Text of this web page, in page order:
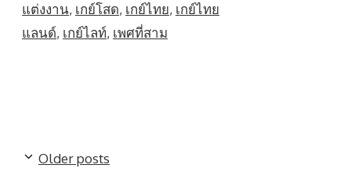
แต่งงาน, เกย์โสด, เกย์ไทย, เกย์ไทย
แลนด์, เกย์ไลท์, เพศที่สาม
Older posts